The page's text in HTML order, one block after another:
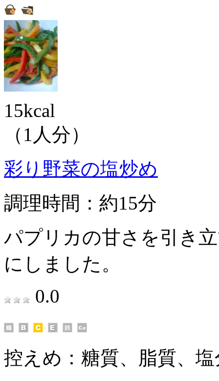
15kcal
（1人分）
彩り野菜の塩炒め
調理時間：約15分
パプリカの甘さを引き
にしました。
0.0
控えめ： 糖質、脂質、